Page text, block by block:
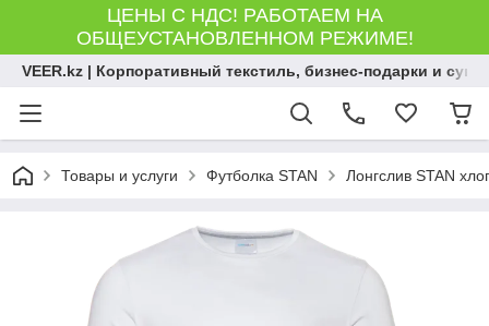
ЦЕНЫ С НДС! РАБОТАЕМ НА
ОБЩЕУСТАНОВЛЕННОМ РЕЖИМЕ!
VEER.kz | Корпоративный текстиль, бизнес-подарки и
Товары и услуги Футболка STAN Лонгслив STAN